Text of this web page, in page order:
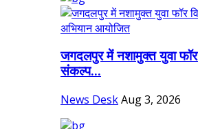
जगदलपुर में नशामुक्त युवा
संकल्प...
News DeskAug 3, 2026